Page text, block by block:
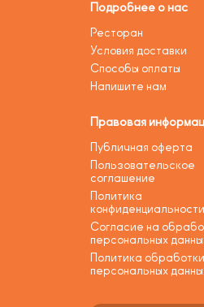
Подробнее о нас
Ресторан
Условия доставки
Способы оплаты
Напишите нам
Правовая
Публичная оферта
Пользовательское
соглашение
Политика
конфиденциальности
Согласие на
персональных
Политика обработки
персональных